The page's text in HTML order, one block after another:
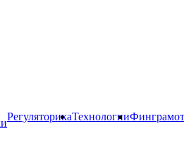
РегуляторикаТехнологии